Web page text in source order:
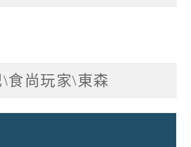
食尚玩家\東森